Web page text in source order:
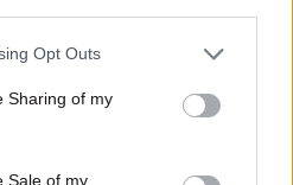
app uses one or more Google
behaviour. You may click to
and its third-party tags to
purposes in below Google
Opt Outs
Sharing of my
Sale of my